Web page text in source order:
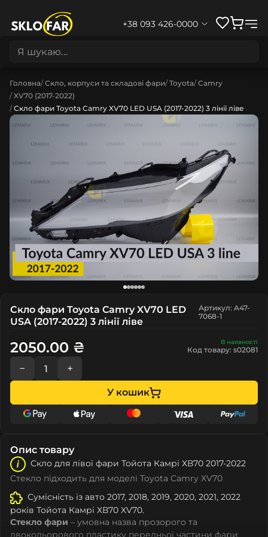
+38 093 426-0000
Головна Скло, корпуси та складові фари Toyota Camry
XV70 (2017-2022)
Скло фари Toyota Camry XV70 LED USA (2017-2022) 3 лінії ліве
Скло фари Toyota Camry XV70 LED
USA (2017-2022) 3 лінії ліве
Артикул: A47-
7068-1
В наявності
Код товару: s02081
2050.00 ₴
− +
У кошик
Опис товару
Скло для лівої фари Тойота Камрі ХВ70 2017-2022
Стекло підходить для моделі Toyota Camry XV70
Сумісність із авто 2017, 2018, 2019, 2020, 2021, 2022
років Тойота Камрі ХВ70 XV70.
Стекло фари – умовна назва прозорого та
двокольорового пластику передньої частини фари